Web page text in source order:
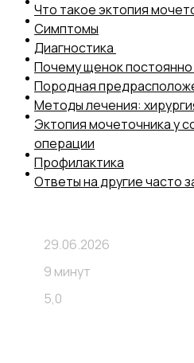
Что такое эктопия
Симптомы
Диагностика
Почему щенок
Породная
Методы лечения:
Эктопия мочеточника у
операции
Профилактика
Ответы на другие часто
29.06.2026
9 минут
5,0